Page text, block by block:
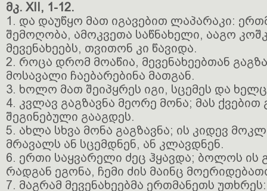
მკ. XII, 1-12.
1. და დაუწყო მათ იგავებით ლაპარაკი:
შემოღობა, ამოკვეთა საწნახელი, ააგო
მევენახეებს, თვითონ კი წავიდა.
2. როცა დრომ მოაწია, მევენახეებთან
მოსავალი ჩაებარებინა მათგან.
3. ხოლო მათ შეიპყრეს იგი, სცემეს და
4. კვლავ გაგზავნა მეორე მონა; მას ქვებით
შეგინებული გააგდეს.
5. ახლა სხვა მონა გაგზავნა; ის კიდევ
მრავალს ან სცემდნენ, ან კლავდნენ.
6. ერთი საყვარელი ძეც ჰყავდა; ბოლოს ის
რადგან ეგონა, ჩემი ძის მაინც
7. მაგრამ მევენახეებმა ერთმანეთს